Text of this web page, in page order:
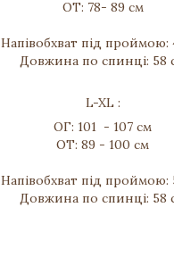
ОТ: 78- 89 см
Напівобхват під проймою:
Довжина по спинці: 58
L-XL :
ОГ: 101 - 107 см
ОТ: 89 - 100 см
Напівобхват під проймою:
Довжина по спинці: 58